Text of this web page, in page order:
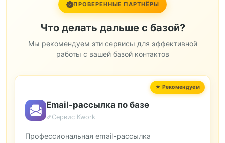
ПРОВЕРЕННЫЕ ПАРТНЁРЫ
Что делать дальше с базой?
Мы рекомендуем эти сервисы для эффективной
работы с вашей базой контактов
Email-рассылка по базе
Сервис Kwork
Профессиональная email-рассылка